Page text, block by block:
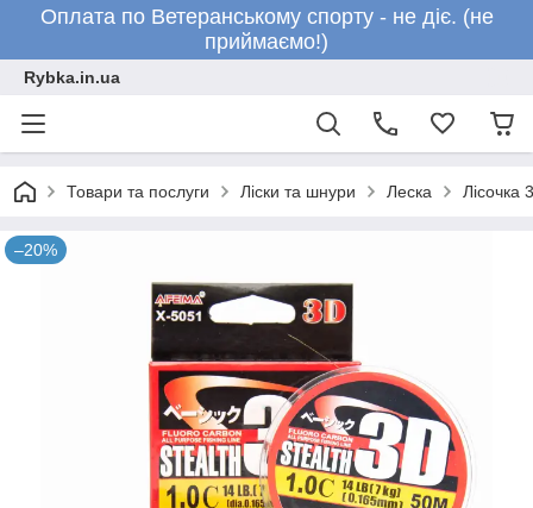
Оплата по Ветеранському спорту - не діє. (не
приймаємо!)
Rybka.in.ua
Товари та послуги Ліски та шнури Леска Лісочка
–20%